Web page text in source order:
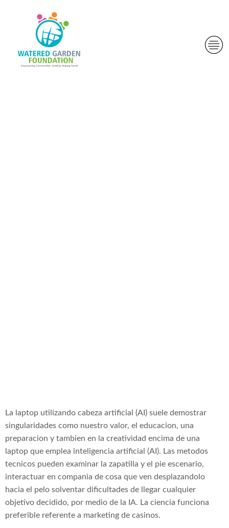
La laptop utilizando cabeza artificial (AI) suele demostrar
singularidades como nuestro valor, el educacion, una
preparacion y tambien en la creatividad encima de una
laptop que emplea inteligencia artificial (AI). Las metodos
tecnicos pueden examinar la zapatilla y el pie escenario,
interactuar en compania de cosa que ven desplazandolo
hacia el pelo solventar dificultades de llegar cualquier
objetivo decidido, por medio de la IA. La ciencia funciona
preferible referente a marketing de casinos.